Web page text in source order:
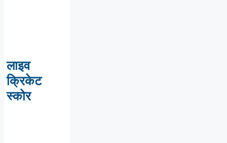
लाइव
क्रिकेट
स्कोर